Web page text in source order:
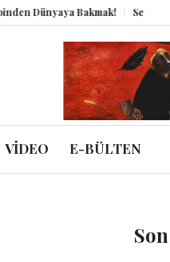
Bakmak! Semboller Sanık
VİDEO E-BÜLTEN